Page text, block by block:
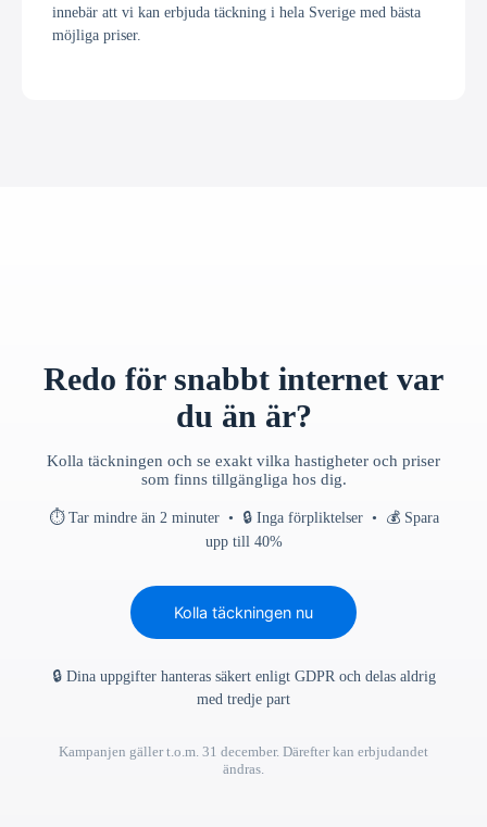
innebär att vi kan erbjuda täckning i hela Sverige med bästa
möjliga priser.
Redo för snabbt internet var
du än är?
Kolla täckningen och se exakt vilka hastigheter och priser
som finns tillgängliga hos dig.
⏱ Tar mindre än 2 minuter • 🔒 Inga förpliktelser • 💰 Spara
upp till 40%
Kolla täckningen nu
🔒 Dina uppgifter hanteras säkert enligt GDPR och delas aldrig
med tredje part
Kampanjen gäller t.o.m. 31 december. Därefter kan erbjudandet
ändras.